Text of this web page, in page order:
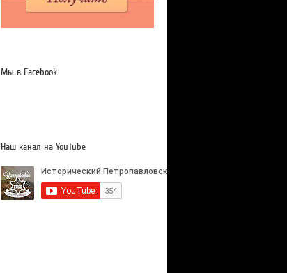
Мы в Facebook
Наш канал на YouTube